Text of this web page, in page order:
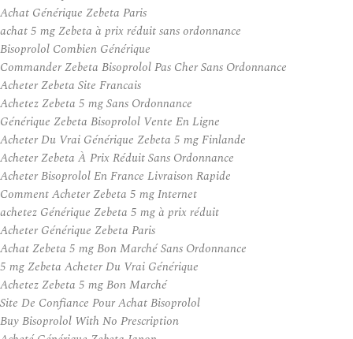
Achat Générique Zebeta Paris
achat 5 mg Zebeta à prix réduit sans ordonnance
Bisoprolol Combien Générique
Commander Zebeta Bisoprolol Pas Cher Sans Ordonnance
Acheter Zebeta Site Francais
Achetez Zebeta 5 mg Sans Ordonnance
Générique Zebeta Bisoprolol Vente En Ligne
Acheter Du Vrai Générique Zebeta 5 mg Finlande
Acheter Zebeta À Prix Réduit Sans Ordonnance
Acheter Bisoprolol En France Livraison Rapide
Comment Acheter Zebeta 5 mg Internet
achetez Générique Zebeta 5 mg à prix réduit
Acheter Générique Zebeta Paris
Achat Zebeta 5 mg Bon Marché Sans Ordonnance
5 mg Zebeta Acheter Du Vrai Générique
Achetez Zebeta 5 mg Bon Marché
Site De Confiance Pour Achat Bisoprolol
Buy Bisoprolol With No Prescription